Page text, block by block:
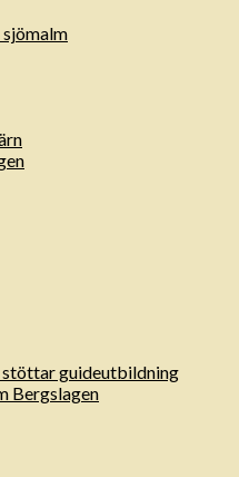
sjömalm
stöttar guideutbildning
Bergslagen